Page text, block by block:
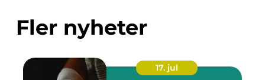
Fler nyheter
17. jul